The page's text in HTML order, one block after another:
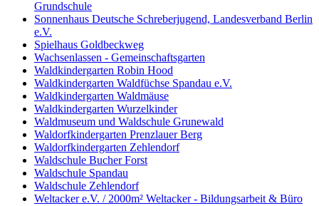
Grundschule
Sonnenhaus Deutsche Schreberjugend, Landesverband Berlin
e.V.
Spielhaus Goldbeckweg
Wachsenlassen - Gemeinschaftsgarten
Waldkindergarten Robin Hood
Waldkindergarten Waldfüchse Spandau e.V.
Waldkindergarten Waldmäuse
Waldkindergarten Wurzelkinder
Waldmuseum und Waldschule Grunewald
Waldorfkindergarten Prenzlauer Berg
Waldorfkindergarten Zehlendorf
Waldschule Bucher Forst
Waldschule Spandau
Waldschule Zehlendorf
Weltacker e.V. / 2000m² Weltacker - Bildungsarbeit & Büro